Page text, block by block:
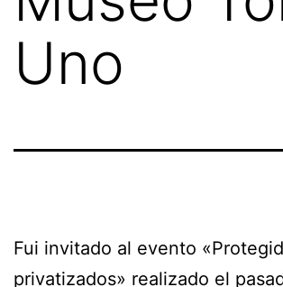
Uno
Fui invitado al evento
privatizados» realizado el